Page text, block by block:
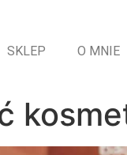
SKLEP O MNIE